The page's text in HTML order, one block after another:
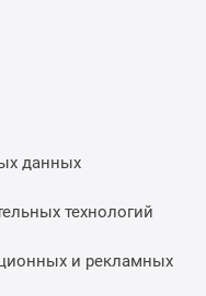
данных
технологий
и рекламных